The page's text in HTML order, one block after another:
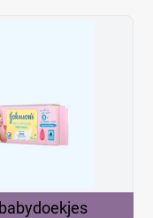
babydoekjes